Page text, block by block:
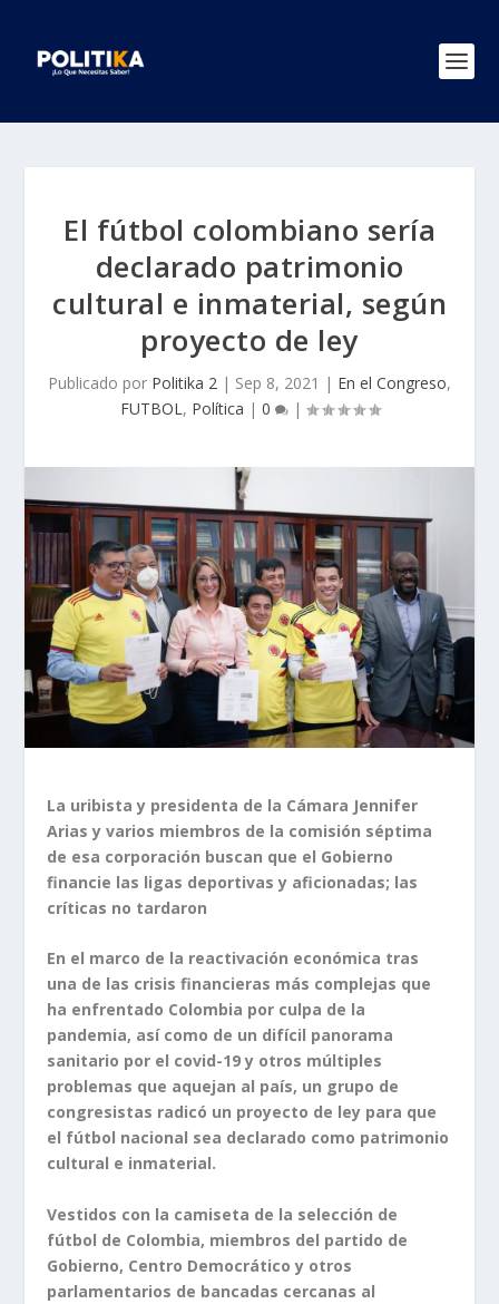
El fútbol colombiano sería
declarado patrimonio
cultural e inmaterial, según
proyecto de ley
Publicado por Politika 2 | Sep 8, 2021 | En el Congreso,
FUTBOL, Política | 0 |
La uribista y presidenta de la Cámara Jennifer
Arias y varios miembros de la comisión séptima
de esa corporación buscan que el Gobierno
financie las ligas deportivas y aficionadas; las
críticas no tardaron
En el marco de la reactivación económica tras
una de las crisis financieras más complejas que
ha enfrentado Colombia por culpa de la
pandemia, así como de un difícil panorama
sanitario por el covid-19 y otros múltiples
problemas que aquejan al país, un grupo de
congresistas radicó un proyecto de ley para que
el fútbol nacional sea declarado como patrimonio
cultural e inmaterial.
Vestidos con la camiseta de la selección de
fútbol de Colombia, miembros del partido de
Gobierno, Centro Democrático y otros
parlamentarios de bancadas cercanas al